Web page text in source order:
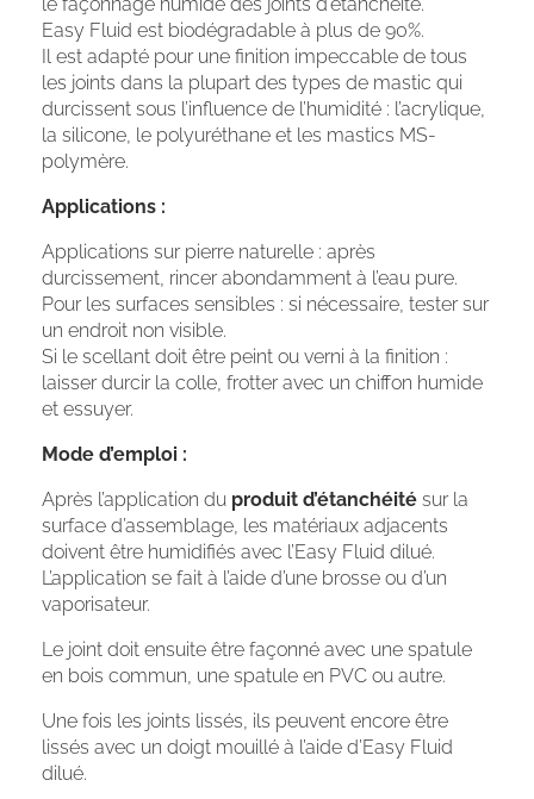
Easy Fluid est biodégradable à plus de 90%.
Il est adapté pour une finition impeccable de tous
les joints dans la plupart des types de mastic qui
durcissent sous l’influence de l’humidité : l’acrylique,
la silicone, le polyuréthane et les mastics MS-
polymère.
Applications :
Applications sur pierre naturelle : après
durcissement, rincer abondamment à l’eau pure.
Pour les surfaces sensibles : si nécessaire, tester sur
un endroit non visible.
Si le scellant doit être peint ou verni à la finition :
laisser durcir la colle, frotter avec un chiffon humide
et essuyer.
Mode d’emploi :
Après l’application du produit d’étanchéité sur la
surface d’assemblage, les matériaux adjacents
doivent être humidifiés avec l’Easy Fluid dilué.
L’application se fait à l’aide d’une brosse ou d’un
vaporisateur.
Le joint doit ensuite être façonné avec une spatule
en bois commun, une spatule en PVC ou autre.
Une fois les joints lissés, ils peuvent encore être
lissés avec un doigt mouillé à l’aide d’Easy Fluid
dilué.